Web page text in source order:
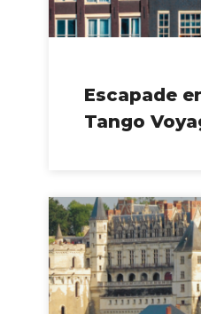
Escapade
Tango